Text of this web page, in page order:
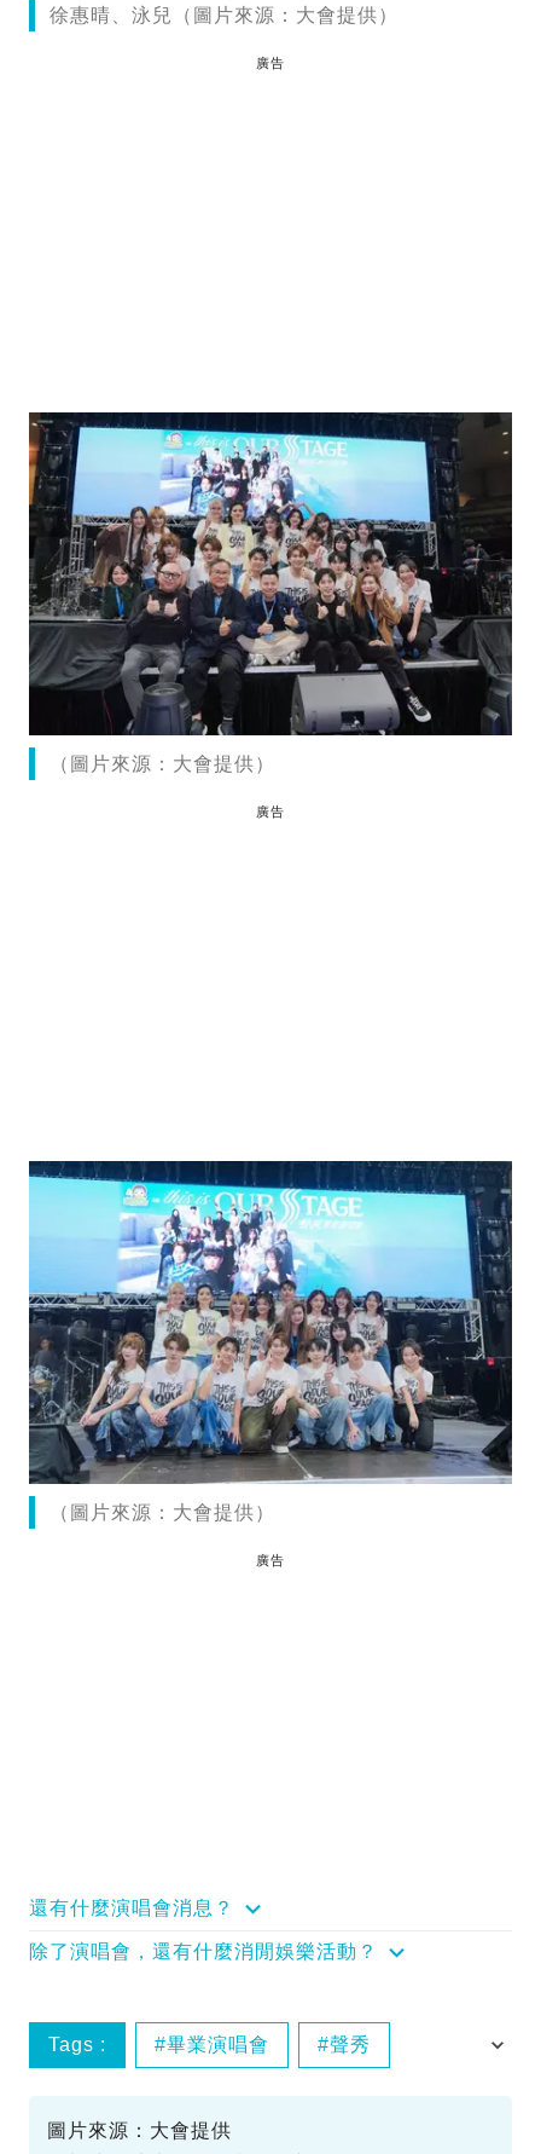
徐惠晴、泳兒（圖片來源：大會提供）
廣告
（圖片來源：大會提供）
廣告
（圖片來源：大會提供）
廣告
還有什麼演唱會消息？
除了演唱會，還有什麼消閒娛樂活動？
Tags : 畢業演唱會 聲秀
圖片來源：大會提供